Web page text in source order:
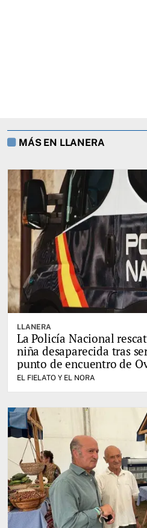
MÁS EN LLANERA
LLANERA
La Policía Nacional
niña desaparecida tras
punto de encuentro de
EL FIELATO Y EL NORA